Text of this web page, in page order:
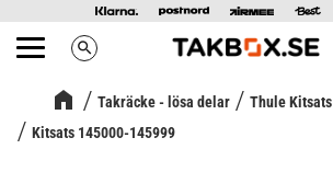
Meny search
Takräcke - lösa delar
Thule Kitsats
Kitsats 145000-145999